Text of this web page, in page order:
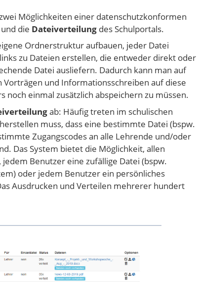
Möglichkeiten einer datenschutzkonformen
und die Dateiverteilung des Schulportals.
Ordnerstruktur aufbauen, jeder Datei
zu Dateien erstellen, die entweder direkt oder
Datei ausliefern. Dadurch kann man auf
Vorträgen und Informationsschreiben auf diese
noch einmal zusätzlich abspeichern zu müssen.
ab: Häufig treten im schulischen
muss, dass eine bestimmte Datei (bspw.
Zugangscodes an alle Lehrende und/oder
Das System bietet die Möglichkeit, allen
Benutzer eine zufällige Datei (bspw.
oder jedem Benutzer ein persönliches
Ausdrucken und Verteilen mehrerer hundert